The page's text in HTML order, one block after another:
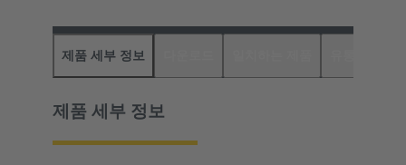
제품 세부 정보
제품 세부 정보